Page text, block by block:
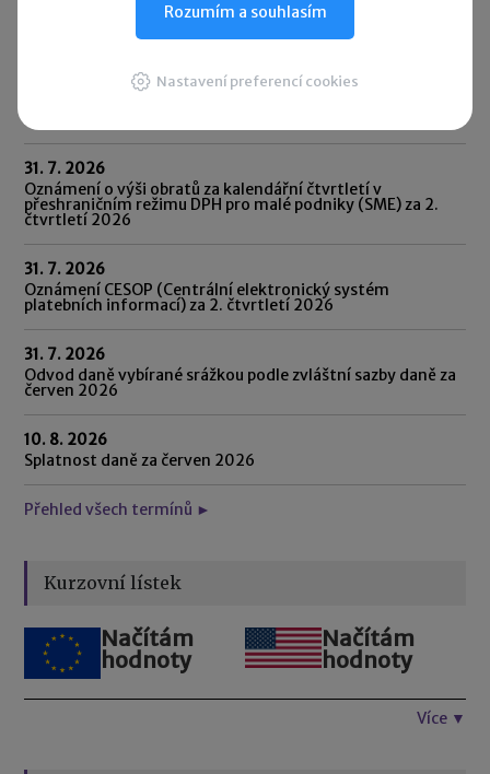
Daňový kalendář
31. 7. 2026
Oznámení o výši obratů za kalendářní čtvrtletí v
přeshraničním režimu DPH pro malé podniky (SME) za 2.
čtvrtletí 2026
31. 7. 2026
Oznámení CESOP (Centrální elektronický systém
platebních informací) za 2. čtvrtletí 2026
31. 7. 2026
Odvod daně vybírané srážkou podle zvláštní sazby daně za
červen 2026
10. 8. 2026
Splatnost daně za červen 2026
Přehled všech termínů ►
Kurzovní lístek
Načítám
hodnoty
Načítám
hodnoty
Více ▼
Rozumím a souhlasím
Nastavení preferencí cookies